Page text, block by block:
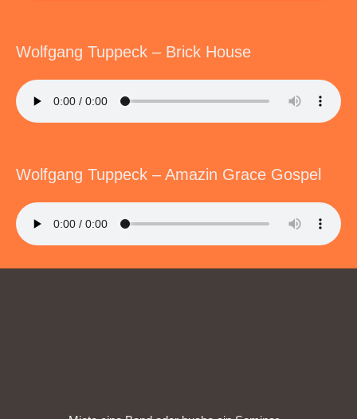
Wolfgang Tuppeck – Brick House
Wolfgang Tuppeck – Amazin Grace Gospel